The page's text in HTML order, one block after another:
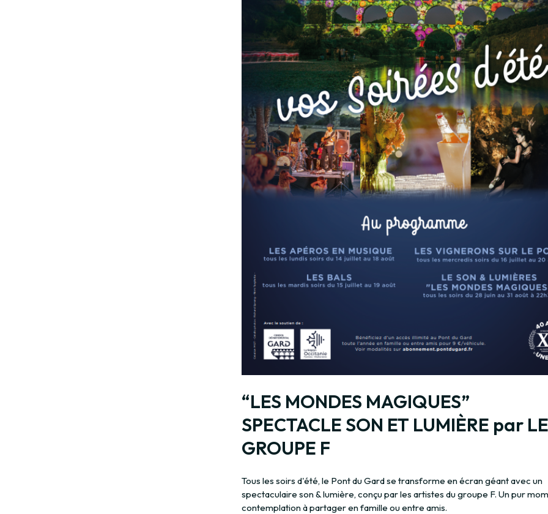
“LES MONDES MAGIQUES”
SPECTACLE SON ET LUMIÈRE par LE
GROUPE F
Tous les soirs d'été, le Pont du Gard se transforme en écran géant avec un
spectaculaire son & lumière, conçu par les artistes du groupe F. Un pur
contemplation à partager en famille ou entre amis.